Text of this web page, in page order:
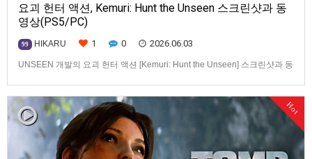
요괴 헌터 액션, Kemuri: Hunt the Unseen 스크린샷과 동
영상(PS5/PC)
99 HIKARU 1 0 2026.06.03
UNSEEN 개발의 요괴 헌터 액션 [Kemuri: Hunt the Unseen] 스크린샷과 동
Hot